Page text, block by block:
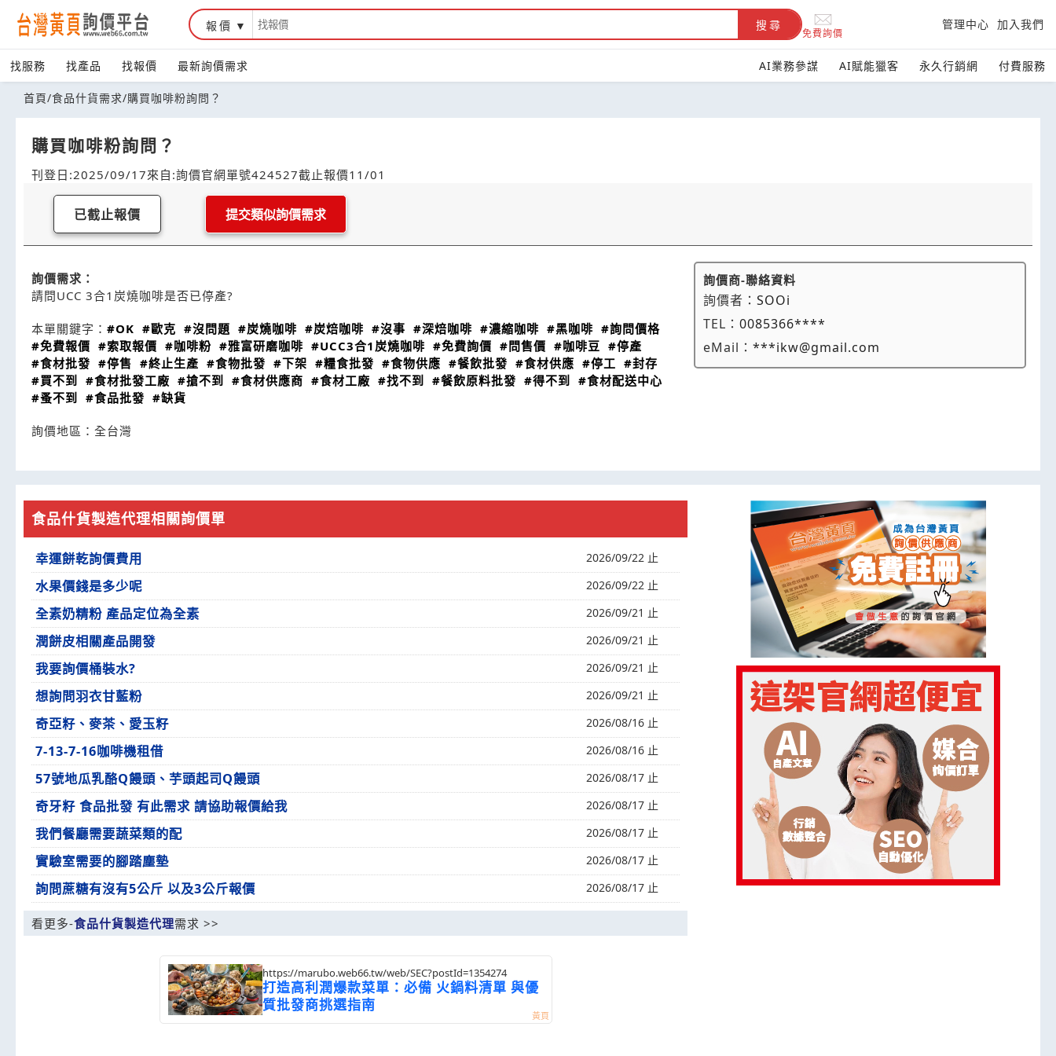
報價 搜尋
免費詢價
管理中心 加入我們
找服務 找產品 找報價 最新詢價需求 AI業務參謀 AI賦能獵客 永久行銷網 付費服務
首頁/食品什貨需求/購買咖啡粉詢問？
購買咖啡粉詢問？
刊登日:2025/09/17來自:詢價官網單號424527截止報價11/01
已截止報價 提交類似詢價需求
詢價需求：
請問UCC 3合1炭燒咖啡是否已停產?
本單關鍵字： #OK #歐克 #沒問題 #炭燒咖啡 #炭焙咖啡 #沒事 #深焙咖啡 #濃縮咖啡 #黑咖啡 #詢問價格
#免費報價 #索取報價 #咖啡粉 #雅富研磨咖啡 #UCC3合1炭燒咖啡 #免費詢價 #問售價 #咖啡豆 #停產
#食材批發 #停售 #終止生產 #食物批發 #下架 #糧食批發 #食物供應 #餐飲批發 #食材供應 #停工 #封存
#買不到
#食材批發工廠 #搶不到 #食材供應商 #食材工廠 #找不到 #餐飲原料批發 #得不到
#食材配送中心
#蚤不到
#食品批發 #缺貨
詢價地區： 全台灣
詢價商-聯絡資料
詢價者：SOOi
TEL：0085366****
eMail：***ikw@gmail.com
食品什貨製造代理相關詢價單
幸運餅乾詢價費用 2026/09/22 止
水果價錢是多少呢 2026/09/22 止
全素奶精粉 產品定位為全素 2026/09/21 止
潤餅皮相關產品開發 2026/09/21 止
我要詢價桶裝水? 2026/09/21 止
想詢問羽衣甘藍粉 2026/09/21 止
奇亞籽、麥茶、愛玉籽 2026/08/16 止
7-13-7-16咖啡機租借 2026/08/16 止
57號地瓜乳酪Q饅頭、芋頭起司Q饅頭 2026/08/17 止
奇牙籽 食品批發 有此需求 請協助報價給我 2026/08/17 止
我們餐廳需要蔬菜類的配 2026/08/17 止
實驗室需要的腳踏塵墊 2026/08/17 止
詢問蔗糖有沒有5公斤 以及3公斤報價 2026/08/17 止
看更多-食品什貨製造代理需求 >>
https://marubo.web66.tw/web/SEC?postId=1354274
打造高利潤爆款菜單：必備 火鍋料清單 與優
質批發商挑選指南